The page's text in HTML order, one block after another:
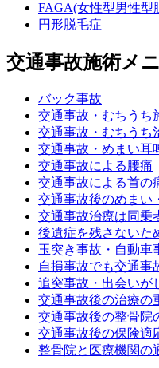
FAGA(女性型男性型
円形脱毛症
交通事故施術メ
バック事故
交通事故・むちうち
交通事故・むちうち
交通事故・めまい耳
交通事故による腰痛
交通事故による首の
交通事故後のめまい
交通事故治療は同乗
後遺症を残さないた
玉突き事故・自動車
自損事故でも交通事
追突事故・出会いが
交通事故後の治療の
交通事故後の整骨院
交通事故後の保険適
整骨院と医療機関の